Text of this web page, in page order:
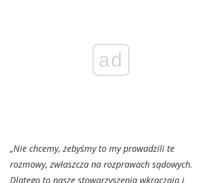
ad
„Nie chcemy, żebyśmy to my prowadzili te
rozmowy, zwłaszcza na rozprawach sądowych.
Dlatego to ​​nasze stowarzyszenia wkraczają i